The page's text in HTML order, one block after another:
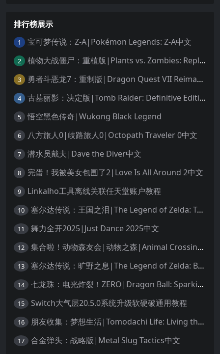
排行榜展示
1 宝可梦传说：Z-A|Pokémon Legends: Z-A中文
2 植物大战僵尸：重植版|Plants vs. Zombies: Replanted中文
3 勇者斗恶龙7：重制版|Dragon Quest VII Reimagined中文
4 古墓丽影：决定版|Tomb Raider: Definitive Edition中文
5 悟空黑色传奇|Wukong Black Legend
6 八方旅人0|歧路旅人0|Octopath Traveler 0中文
7 潜水员戴夫|Dave the Diver中文
8 完蛋！我被美女包围了2|Love Is All Around 2中文
9 Linkalho工具离线关联任天堂账户教程
10 塞尔达传说：王国之泪|The Legend of Zelda: Tears of the Kingdom中文
11 舞力全开2025|Just Dance 2025中文
12 集合啦！动物森友会|动物之森|Animal Crossing: New Horizons中文
13 塞尔达传说：旷野之息|The Legend of Zelda: Breath of the Wild中文
14 七龙珠：电光炸裂！ZERO|Dragon Ball: Sparking! Zero中文
15 Switch大气层20.5.0系统升级软硬破通用教程
16 朋友收集：梦想生活|Tomodachi Life: Living the Dream中文
17
合金弹头：战略版|Metal Slug Tactics中文